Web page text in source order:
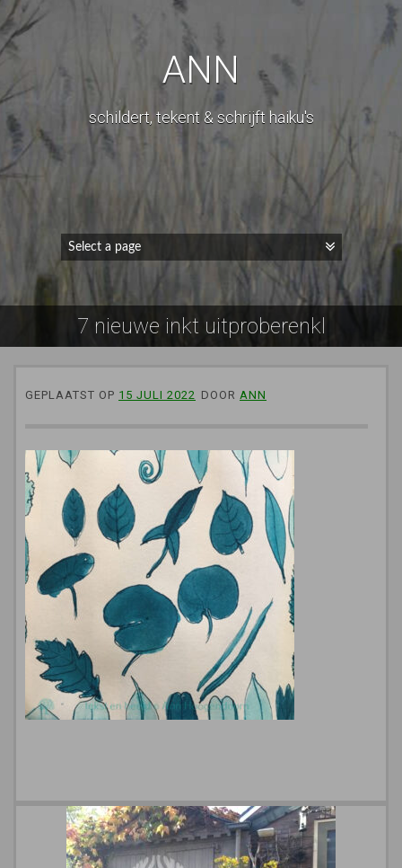
ANN
schildert, tekent & schrijft haiku's
7 nieuwe inkt uitproberenkl
GEPLAATST OP 15 JULI 2022 DOOR ANN